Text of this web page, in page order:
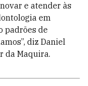
e atender às
em
padrões de
diz Daniel
da Maquira.